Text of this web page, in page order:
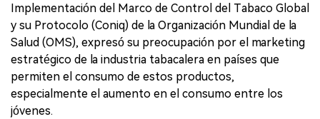
Implementación del Marco de Control del Tabaco Global
y su Protocolo (Coniq) de la Organización Mundial de la
Salud (OMS), expresó su preocupación por el marketing
estratégico de la industria tabacalera en países que
permiten el consumo de estos productos,
especialmente el aumento en el consumo entre los
jóvenes.